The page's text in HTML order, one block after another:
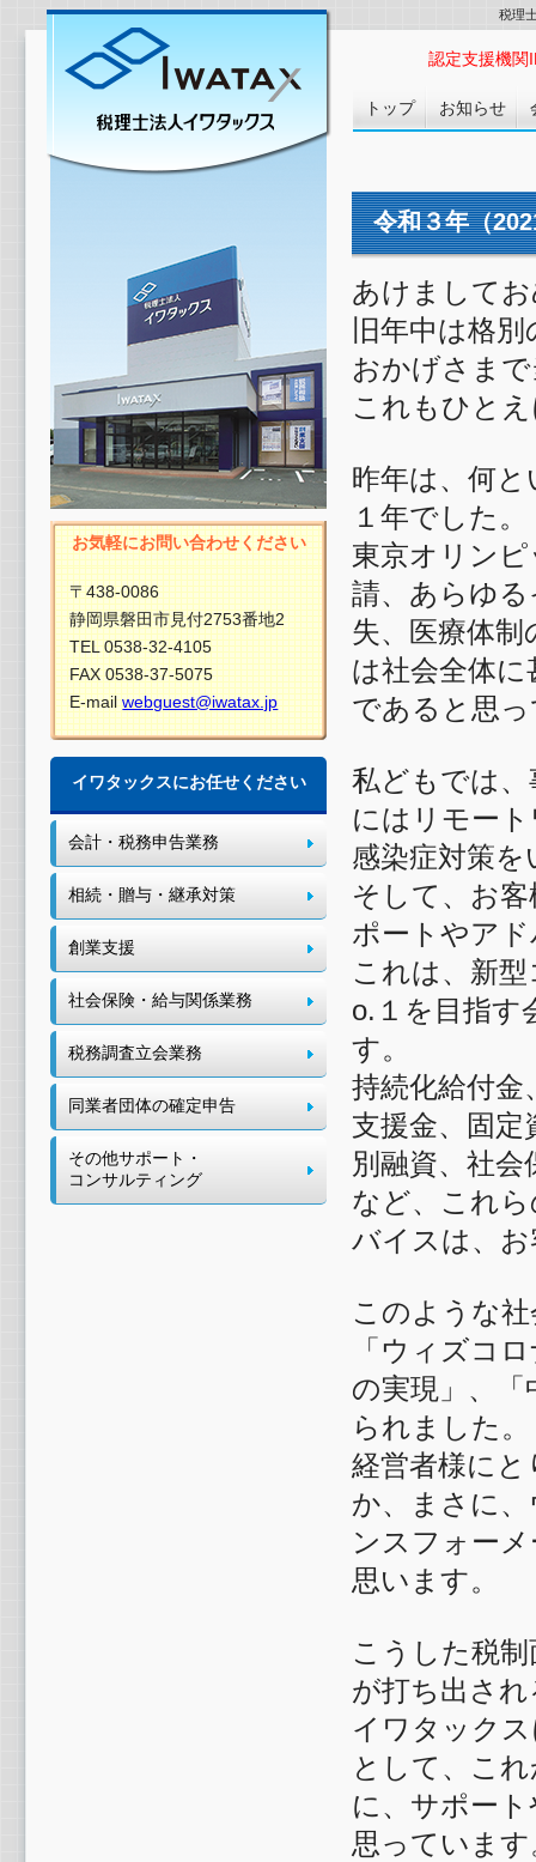
税理
認定支援機関
令和３年（
あけまして
旧年中は格
おかげさま
これもひと
昨年は、何
１年でした。
東京オリン
請、あらゆ
失、医療体
は社会全体
であると思
私どもでは、
にはリモー
感染症対策
そして、お
ポートやア
これは、新
o.１を目指す
す。
持続化給付金
支援金、固
別融資、社
など、これ
バイスは、
このような
「ウィズコ
の実現」、
られました。
経営者様に
か、まさに
ンスフォー
思います。
こうした税
が打ち出さ
イワタック
として、こ
に、サポー
思っています
トップ お知らせ
お気軽にお問い合わせください
〒438-0086
静岡県磐田市見付2753番地2
TEL 0538-32-4105
FAX 0538-37-5075
E-mailwebguest@iwatax.jp
イワタックスにお任せください
会計・税務申告業務
相続・贈与・継承対策
創業支援
社会保険・給与関係業務
税務調査立会業務
同業者団体の確定申告
その他サポート・
コンサルティング